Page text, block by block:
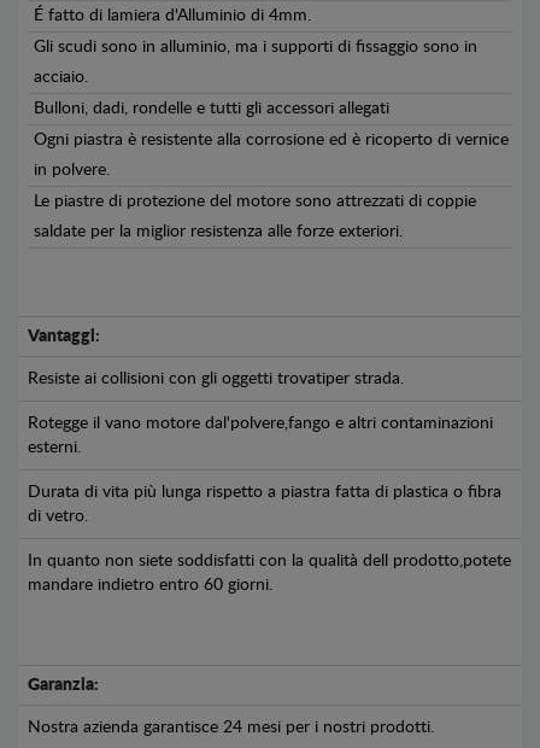
É fatto di lamiera d'Alluminio di 4mm.
Gli scudi sono in alluminio, ma i supporti di fissaggio sono in
acciaio.
Bulloni, dadi, rondelle e tutti gli accessori allegati
Ogni piastra è resistente alla corrosione ed è ricoperto di vernice
in polvere.
Le piastre di protezione del motore sono attrezzati di coppie
saldate per la miglior resistenza alle forze exteriori.
Vantaggi:
Resiste ai collisioni con gli oggetti trovatiper strada.
Rotegge il vano motore dal'polvere,fango e altri contaminazioni
esterni.
Durata di vita più lunga rispetto a piastra fatta di plastica o fibra
di vetro.
In quanto non siete soddisfatti con la qualità dell prodotto,potete
mandare indietro entro 60 giorni.
Garanzia:
Nostra azienda garantisce 24 mesi per i nostri prodotti.